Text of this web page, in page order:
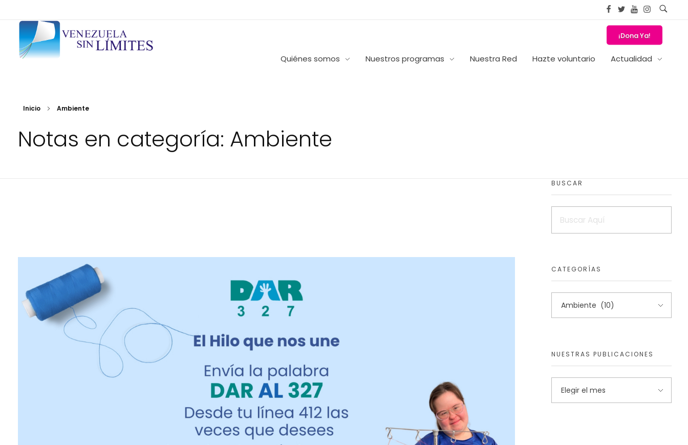
¡Dona Ya!
Quiénes somos Nuestros programas Nuestra Red Hazte voluntario Actualidad
Inicio Ambiente
Notas en categoría: Ambiente
BUSCAR
CATEGORÍAS
NUESTRAS PUBLICACIONES